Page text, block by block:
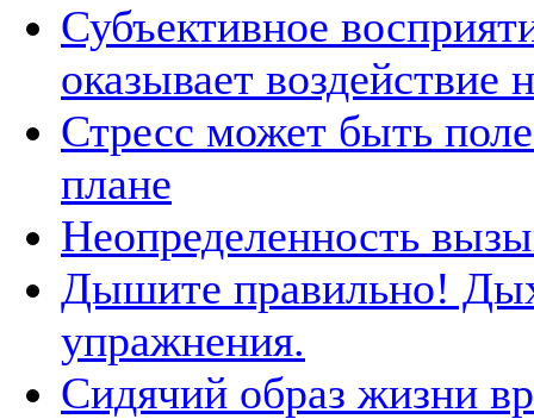
Субъективное
оказывает воздействие
Стресс может быть
плане
Неопределенность
Дышите правильно!
упражнения.
Сидячий образ жизни